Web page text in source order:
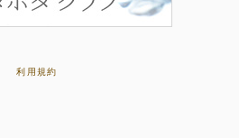
利用規約